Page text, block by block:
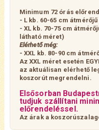
Minimum 72 órás
- L kb. 60-65 cm
- XL kb. 70-75 cm
látható méret)
Elérhető még:
- XXL kb. 80-90 cm
Az XXL méret esetén
az aktuálisan elérhető
koszorút megrendelni.
Elsősorban
tudjuk szállítani
előrendeléssel.
Az árak a